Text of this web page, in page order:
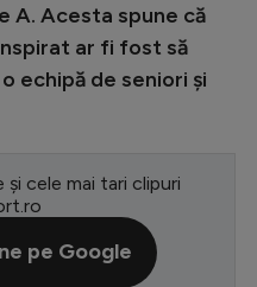
A. Acesta spune că
ar fi fost să
echipă de seniori și
și cele mai tari clipuri
pe Google